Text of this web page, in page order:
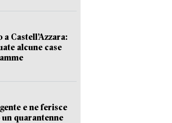
Castell’Azzara:
alcune case
e ne ferisce
quarantenne